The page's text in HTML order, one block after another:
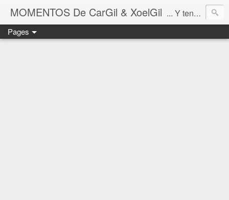
MOMENTOS De CarGil & XoelGil ... Y tengan cuidado ahí fuera, por favor.
Pages